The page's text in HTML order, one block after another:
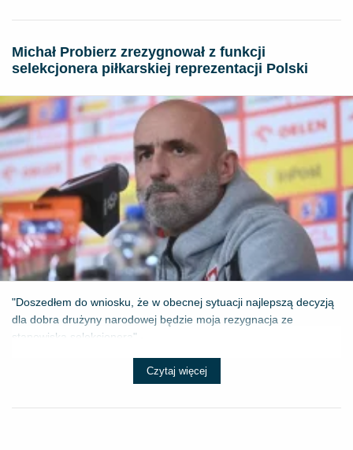
Michał Probierz zrezygnował z funkcji
selekcjonera piłkarskiej reprezentacji Polski
"Doszedłem do wniosku, że w obecnej sytuacji najlepszą decyzją
dla dobra drużyny narodowej będzie moja rezygnacja ze
stanowiska selekcjonera" - ...
Czytaj więcej